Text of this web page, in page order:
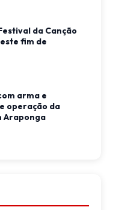
da Canção
fim de
arma e
operação da
Araponga